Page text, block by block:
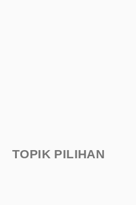
TOPIK PILIHAN